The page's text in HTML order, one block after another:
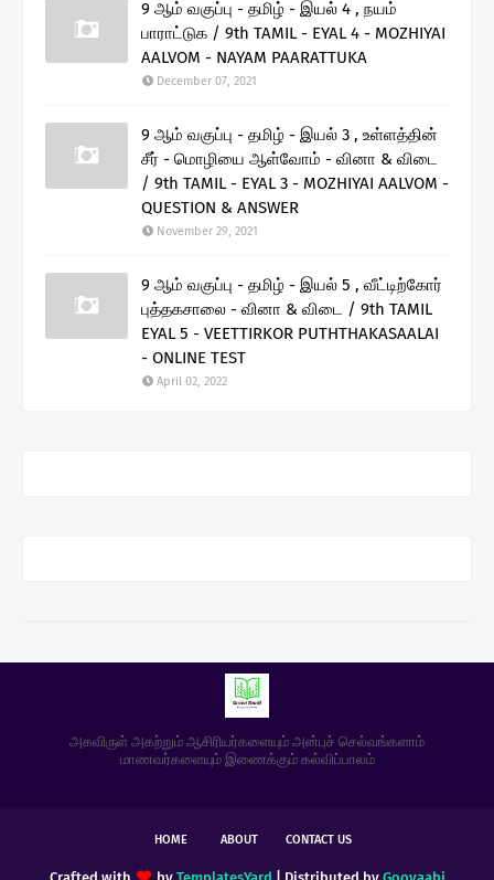
9 ஆம் வகுப்பு - தமிழ் - இயல் 4 , நயம்
பாராட்டுக / 9th TAMIL - EYAL 4 - MOZHIYAI
AALVOM - NAYAM PAARATTUKA
December 07, 2021
9 ஆம் வகுப்பு - தமிழ் - இயல் 3 , உள்ளத்தின்
சீர் - மொழியை ஆள்வோம் - வினா & விடை
/ 9th TAMIL - EYAL 3 - MOZHIYAI AALVOM -
QUESTION & ANSWER
November 29, 2021
9 ஆம் வகுப்பு - தமிழ் - இயல் 5 , வீட்டிற்கோர்
புத்தகசாலை - வினா & விடை / 9th TAMIL
EYAL 5 - VEETTIRKOR PUTHTHAKASAALAI
- ONLINE TEST
April 02, 2022
அகவிருள் அகற்றும் ஆசிரியர்களையும் அன்புச் செல்வங்களாம்
மாணவர்களையும் இணைக்கும் கல்விப்பாலம்
HOME ABOUT CONTACT US